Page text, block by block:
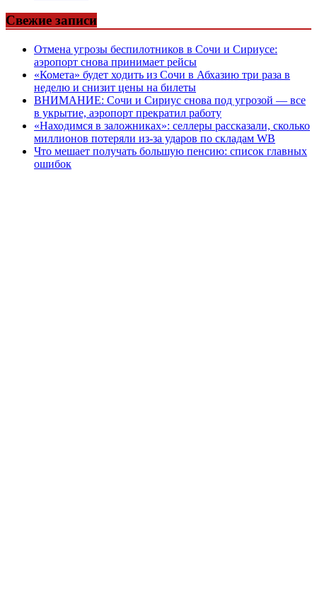
Свежие записи
Отмена угрозы беспилотников в Сочи и Сириусе:
аэропорт снова принимает рейсы
«Комета» будет ходить из Сочи в Абхазию три раза в
неделю и снизит цены на билеты
ВНИМАНИЕ: Сочи и Сириус снова под угрозой — все
в укрытие, аэропорт прекратил работу
«Находимся в заложниках»: селлеры рассказали, сколько
миллионов потеряли из-за ударов по складам WB
Что мешает получать большую пенсию: список главных
ошибок